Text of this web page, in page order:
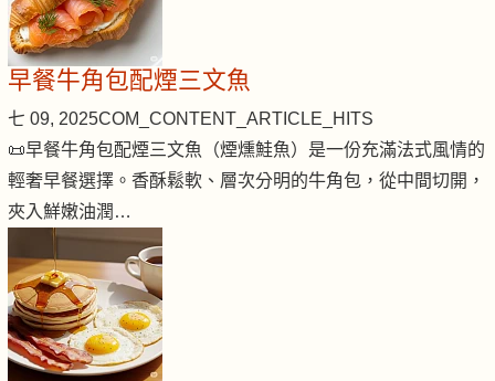
早餐牛角包配煙三文魚
七 09, 2025COM_CONTENT_ARTICLE_HITS
📜早餐牛角包配煙三文魚（煙燻鮭魚）是一份充滿法式風情的
輕奢早餐選擇。香酥鬆軟、層次分明的牛角包，從中間切開，
夾入鮮嫩油潤…